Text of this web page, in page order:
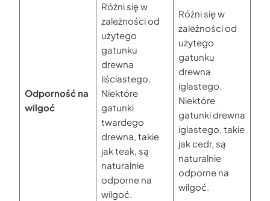
Odporność na
wilgoć
Różni się w
zależności od
użytego
gatunku
drewna
liściastego.
Niektóre
gatunki
twardego
drewna, takie
jak teak, są
naturalnie
odporne na
wilgoć.
Różni się w
zależności od
użytego
gatunku
drewna
iglastego.
Niektóre
gatunki drewna
iglastego, takie
jak cedr, są
naturalnie
odporne na
wilgoć.